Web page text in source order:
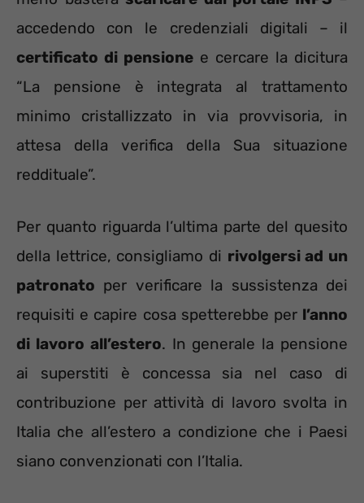
accedendo con le credenziali digitali – il
certificato di pensione e cercare la dicitura
“La pensione è integrata al trattamento
minimo cristallizzato in via provvisoria, in
attesa della verifica della Sua situazione
reddituale”.
Per quanto riguarda l’ultima parte del quesito
della lettrice, consigliamo di rivolgersi ad un
patronato per verificare la sussistenza dei
requisiti e capire cosa spetterebbe per l’anno
di lavoro all’estero. In generale la pensione
ai superstiti è concessa sia nel caso di
contribuzione per attività di lavoro svolta in
Italia che all’estero a condizione che i Paesi
siano convenzionati con l’Italia.